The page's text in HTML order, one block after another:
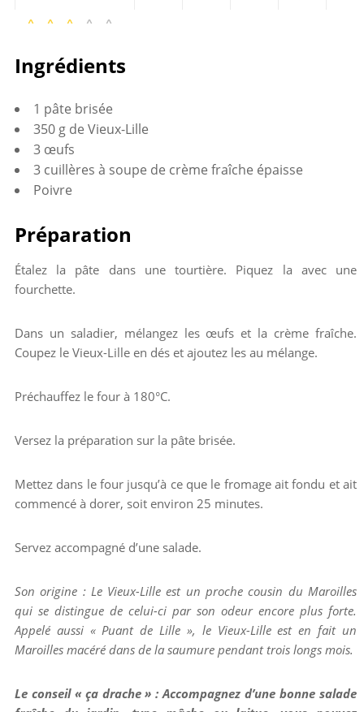
Ingrédients
1 pâte brisée
350 g de Vieux-Lille
3 œufs
3 cuillères à soupe de crème fraîche épaisse
Poivre
Préparation
Étalez la pâte dans une tourtière. Piquez la avec une
fourchette.
Dans un saladier, mélangez les œufs et la crème fraîche.
Coupez le Vieux-Lille en dés et ajoutez les au mélange.
Préchauffez le four à 180°C.
Versez la préparation sur la pâte brisée.
Mettez dans le four jusqu’à ce que le fromage ait fondu et ait
commencé à dorer, soit environ 25 minutes.
Servez accompagné d’une salade.
Son origine : Le Vieux-Lille est un proche cousin du Maroilles
qui se distingue de celui-ci par son odeur encore plus forte.
Appelé aussi « Puant de Lille », le Vieux-Lille est en fait un
Maroilles macéré dans de la saumure pendant trois longs mois.
Le conseil « ça drache » : Accompagnez d’une bonne salade